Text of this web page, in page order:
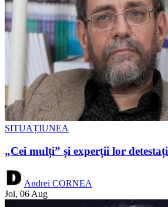
SITUAȚIUNEA
„Cei mulți” și experții lor detestați
Andrei CORNEA
Joi, 06 Aug